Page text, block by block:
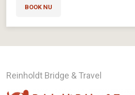
BOOK NU
Reinholdt Bridge & Travel